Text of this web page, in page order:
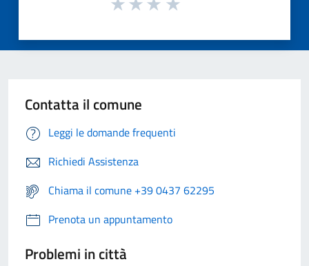
Contatta il comune
Leggi le domande frequenti
Richiedi Assistenza
Chiama il comune +39 0437 62295
Prenota un appuntamento
Problemi in città